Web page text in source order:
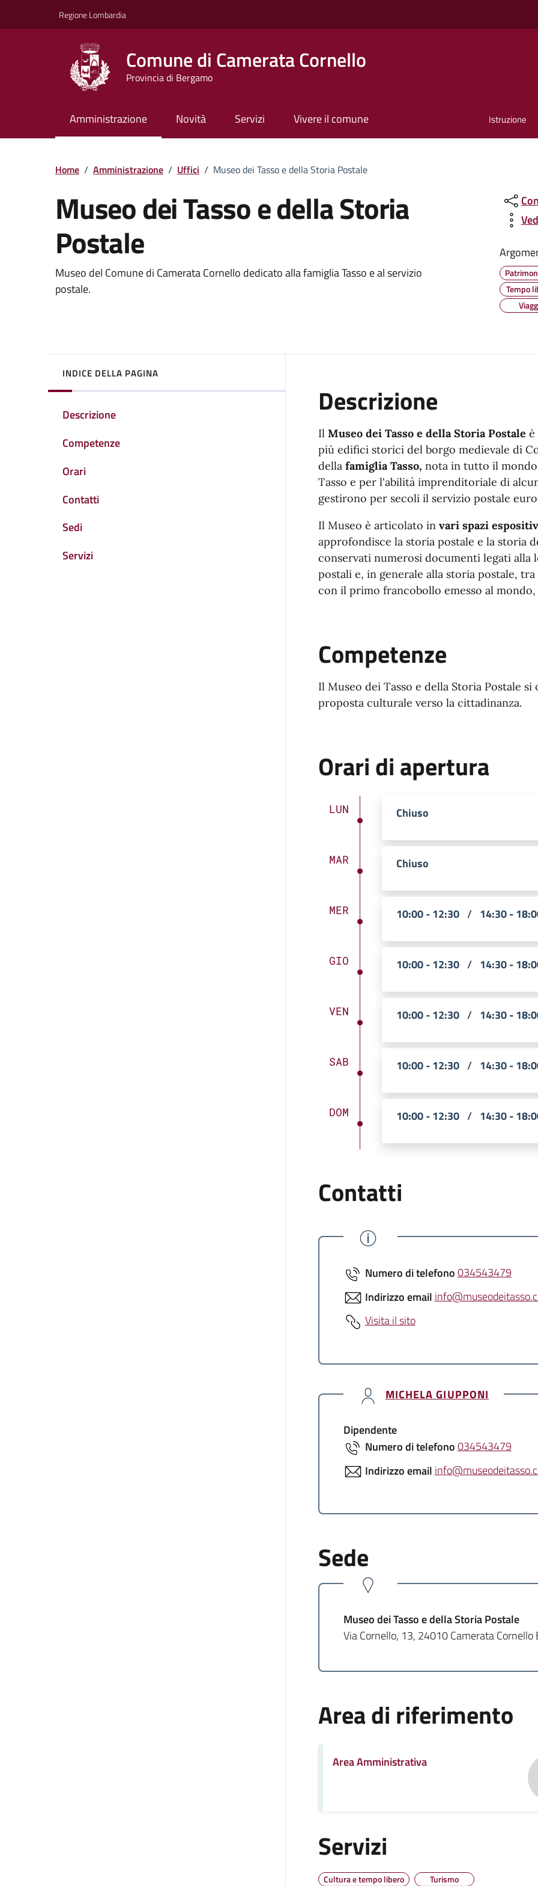
Regione Lombardia
Comune di Camerata Cornello
Provincia di Bergamo
Amministrazione Novità Servizi Vivere il comune Istruzione
Dettagli dell'ufficio
Home / Amministrazione / Uffici / Museo dei Tasso e della Storia Postale
Museo dei Tasso e della Storia
Postale
Museo del Comune di Camerata Cornello dedicato alla famiglia Tasso e al servizio
postale.
Tempo
INDICE DELLA PAGINA
Descrizione
Competenze
Orari
Contatti
Sedi
Servizi
Descrizione
Il Museo dei Tasso e della Storia Postale è
più edifici storici del borgo medievale di
della famiglia Tasso, nota in tutto il
Tasso e per l'abilità imprenditoriale di
gestirono per secoli il servizio postale
Il Museo è articolato in vari spazi
approfondisce la storia postale e la storia
conservati numerosi documenti legati alla
postali e, in generale alla storia postale,
con il primo francobollo emesso al
Competenze
Il Museo dei Tasso e della Storia Postale
proposta culturale verso la cittadinanza.
Orari di apertura
LUN Chiuso
MAR Chiuso
MER 10:00 - 12:30 / 14:30 -
GIO 10:00 - 12:30 / 14:30 -
VEN 10:00 - 12:30 / 14:30 -
SAB 10:00 - 12:30 / 14:30 -
DOM 10:00 - 12:30 / 14:30 -
Contatti
Numero di telefono034543479
Indirizzo email
Visita il sito
MICHELA GIUPPONI
Dipendente
Numero di telefono034543479
Indirizzo email
Sede
Museo dei Tasso e della Storia Postale
Via Cornello, 13, 24010 Camerata Cornello
Area di riferimento
Area Amministrativa
Servizi
Cultura e tempo libero Turismo